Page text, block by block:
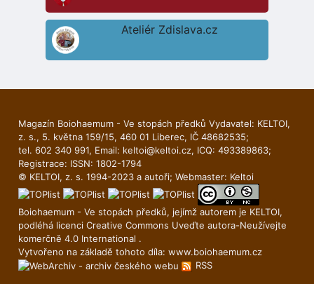
Ateliér Zdislava.cz
Magazín Boiohaemum - Ve stopách předků Vydavatel: KELTOI,
z. s., 5. května 159/15, 460 01 Liberec, IČ 48682535;
tel. 602 340 991, Email: keltoi@keltoi.cz, ICQ: 493389863;
Registrace: ISSN: 1802-1794
© KELTOI, z. s. 1994-2023 a autoři; Webmaster: Keltoi
Boiohaemum - Ve stopách předků, jejímž autorem je KELTOI,
podléhá licenci Creative Commons Uveďte autora-Neuží­vejte
komerčně 4.0 International .
Vytvořeno na základě tohoto díla: www.boiohaemum.cz
RSS